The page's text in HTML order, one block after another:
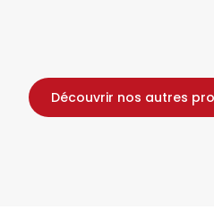
Découvrir nos autres